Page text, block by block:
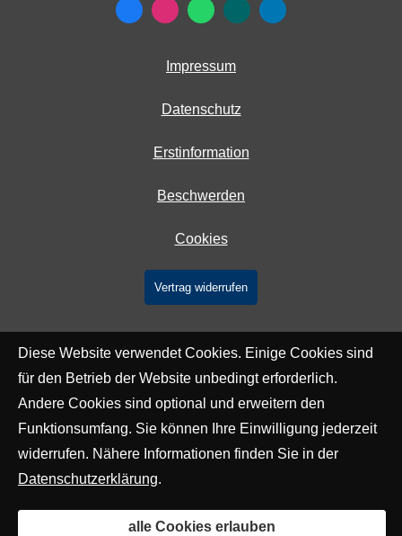
Impressum
Datenschutz
Erstinformation
Beschwerden
Cookies
Vertrag widerrufen
Diese Website verwendet Cookies. Einige Cookies sind
für den Betrieb der Website unbedingt erforderlich.
Andere Cookies sind optional und erweitern den
Funktionsumfang. Sie können Ihre Einwilligung jederzeit
widerrufen. Nähere Informationen finden Sie in der
Datenschutzerklärung.
alle Cookies erlauben